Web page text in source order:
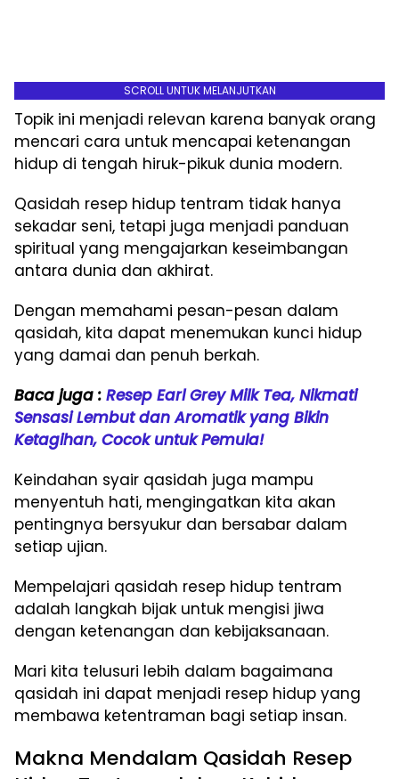
SCROLL UNTUK MELANJUTKAN
Topik ini menjadi relevan karena banyak orang
mencari cara untuk mencapai ketenangan
hidup di tengah hiruk-pikuk dunia modern.
Qasidah resep hidup tentram tidak hanya
sekadar seni, tetapi juga menjadi panduan
spiritual yang mengajarkan keseimbangan
antara dunia dan akhirat.
Dengan memahami pesan-pesan dalam
qasidah, kita dapat menemukan kunci hidup
yang damai dan penuh berkah.
Baca juga : Resep Earl Grey Milk Tea, Nikmati
Sensasi Lembut dan Aromatik yang Bikin
Ketagihan, Cocok untuk Pemula!
Keindahan syair qasidah juga mampu
menyentuh hati, mengingatkan kita akan
pentingnya bersyukur dan bersabar dalam
setiap ujian.
Mempelajari qasidah resep hidup tentram
adalah langkah bijak untuk mengisi jiwa
dengan ketenangan dan kebijaksanaan.
Mari kita telusuri lebih dalam bagaimana
qasidah ini dapat menjadi resep hidup yang
membawa ketentraman bagi setiap insan.
Makna Mendalam Qasidah Resep